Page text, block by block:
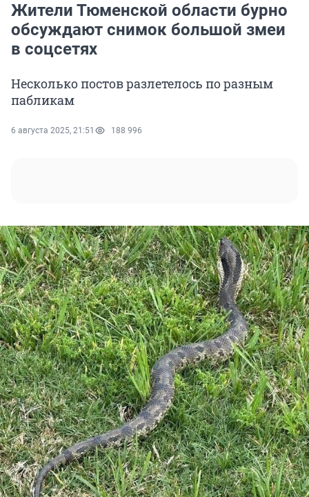
Жители Тюменской области бурно
обсуждают снимок большой змеи
в соцсетях
Несколько постов разлетелось по разным
пабликам
6 августа 2025, 21:51 188 996